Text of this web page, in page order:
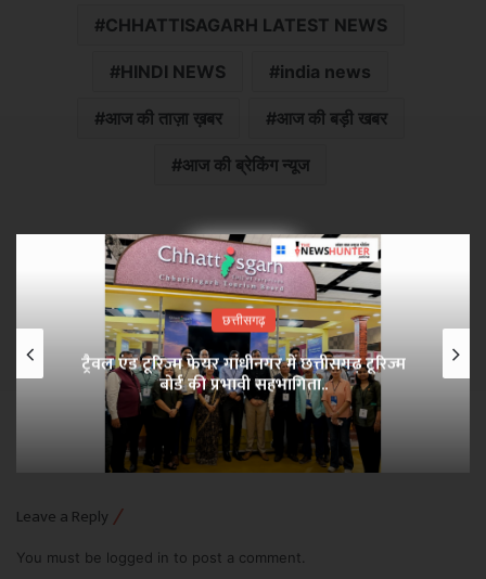
CHHATTISAGARH LATEST NEWS
HINDI NEWS india news
आज की ताज़ा ख़बर आज की बड़ी खबर
आज की ब्रेकिंग न्यूज
छत्तीसगढ़
ट्रैवल एंड टूरिज्म फेयर गांधीनगर में छत्तीसगढ़ टूरिज्म
बोर्ड की प्रभावी सहभागिता..
Leave a Reply
You must be logged in to post a comment.
×